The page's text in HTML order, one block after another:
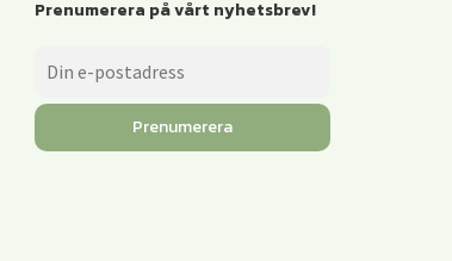
Prenumerera på vårt nyhetsbrev!
Prenumerera